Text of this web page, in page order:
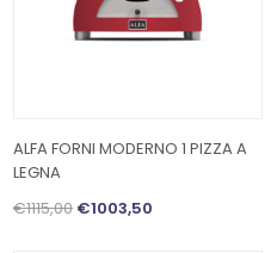
ALFA FORNI MODERNO 1 PIZZA A
LEGNA
€1115,00 €1003,50